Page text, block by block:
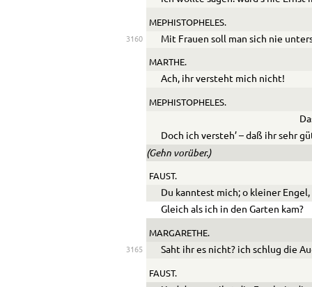
MEPHISTOPHELES.
3160 Mit Frauen soll man sich nie
MARTHE.
Ach, ihr versteht mich nicht!
MEPHISTOPHELES.
Doch ich versteh’ – daß ihr sehr
(Gehn vorüber.)
FAUST.
Du kanntest mich; o kleiner
Gleich als ich in den Garten kam?
MARGARETHE.
3165 Saht ihr es nicht? ich schlug die
FAUST.